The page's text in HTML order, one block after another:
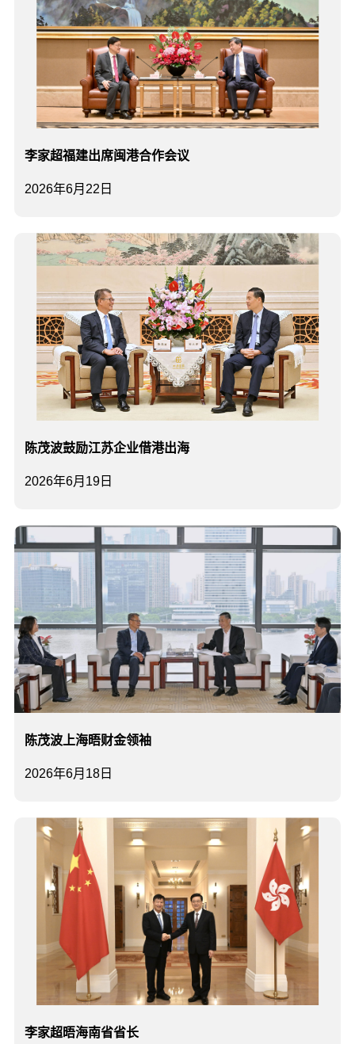
2026年6月22日
李家超福建出席闽港合作会议
2026年6月19日
陈茂波鼓励江苏企业借港出海
2026年6月18日
陈茂波上海晤财金领袖
李家超晤海南省省长